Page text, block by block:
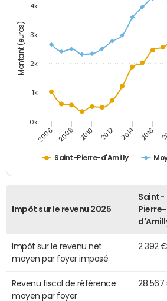
Montant (euros)
Saint-Pierre-d'Amilly
2006 2008 2010 2012 2014 2016
0k
1k
2k
3k
4k
Impôt sur le revenu 2025
Saint-
Pierre-
Impôt sur le revenu net
moyen par foyer imposé
2 392 €
Revenu fiscal de référence
moyen par foyer
28 567